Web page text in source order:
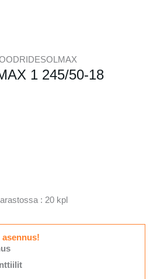
1 245/50-18
: 20 kpl